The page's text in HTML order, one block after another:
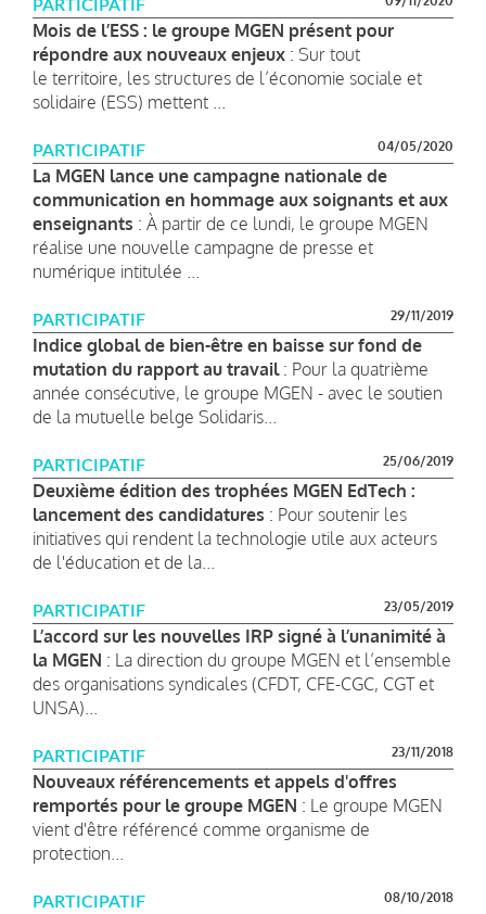
PARTICIPATIF
Mois de l’ESS : le groupe MGEN présent pour
répondre aux nouveaux enjeux : Sur tout
le territoire, les structures de l’économie sociale et
solidaire (ESS) mettent ...
PARTICIPATIF 04/05/2020
La MGEN lance une campagne nationale de
communication en hommage aux soignants et aux
enseignants : À partir de ce lundi, le groupe MGEN
réalise une nouvelle campagne de presse et
numérique intitulée ...
PARTICIPATIF 29/11/2019
Indice global de bien-être en baisse sur fond de
mutation du rapport au travail: Pour la quatrième
année consécutive, le groupe MGEN - avec le soutien
de la mutuelle belge Solidaris...
PARTICIPATIF 25/06/2019
Deuxième édition des trophées MGEN EdTech :
lancement des candidatures : Pour soutenir les
initiatives qui rendent la technologie utile aux acteurs
de l'éducation et de la...
PARTICIPATIF 23/05/2019
L’accord sur les nouvelles IRP signé à l’unanimité à
la MGEN : La direction du groupe MGEN et l’ensemble
des organisations syndicales (CFDT, CFE-CGC, CGT et
UNSA)...
PARTICIPATIF 23/11/2018
Nouveaux référencements et appels d'offres
remportés pour le groupe MGEN : Le groupe MGEN
vient d'être référencé comme organisme de
protection...
PARTICIPATIF 08/10/2018